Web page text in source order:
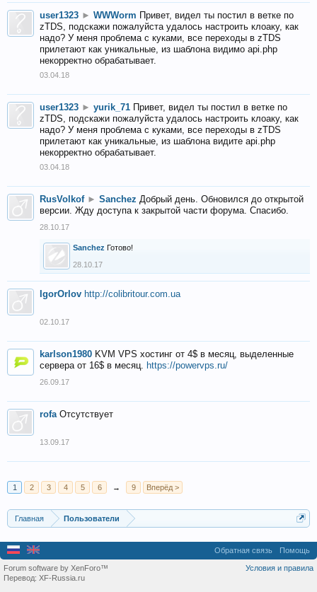
user1323 ► WWWorm Привет, видел ты постил в ветке по
zTDS, подскажи пожалуйста удалось настроить клоаку, как
надо? У меня проблема с куками, все переходы в zTDS
прилетают как уникальные, из шаблона видимо api.php
некорректно обрабатывает.
03.04.18
user1323 ► yurik_71 Привет, видел ты постил в ветке по
zTDS, подскажи пожалуйста удалось настроить клоаку, как
надо? У меня проблема с куками, все переходы в zTDS
прилетают как уникальные, из шаблона видите api.php
некорректно обрабатывает.
03.04.18
RusVolkof ► Sanchez Добрый день. Обновился до открытой
версии. Жду доступа к закрытой части форума. Спасибо.
28.10.17
Sanchez Готово!
28.10.17
IgorOrlov http://colibritour.com.ua
02.10.17
karlson1980 KVM VPS хостинг от 4$ в месяц, выделенные
сервера от 16$ в месяц. https://powervps.ru/
26.09.17
rofa Отсутствует
13.09.17
1 2 3 4 5 6 → 9 Вперёд >
Главная Пользователи
Обратная связь Помощь
Условия и правила
Forum software by XenForo™
Перевод: XF-Russia.ru